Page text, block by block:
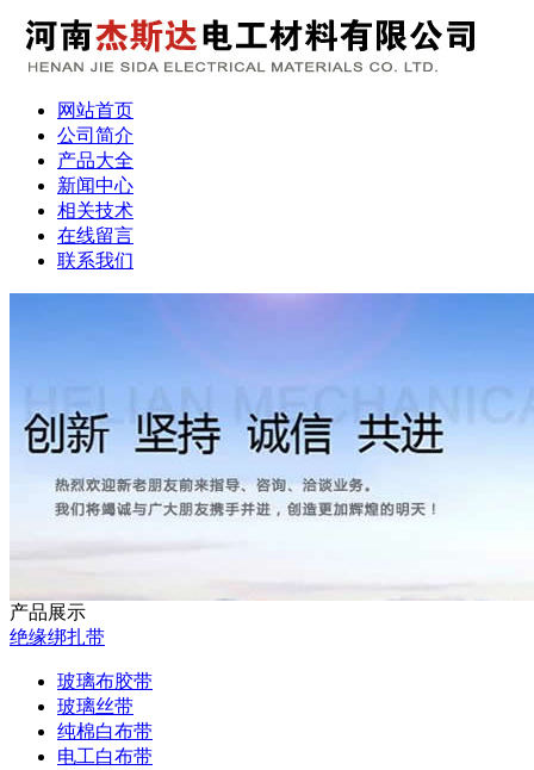
网站首页
公司简介
产品大全
新闻中心
相关技术
在线留言
联系我们
产品展示
绝缘绑扎带
玻璃布胶带
玻璃丝带
纯棉白布带
电工白布带